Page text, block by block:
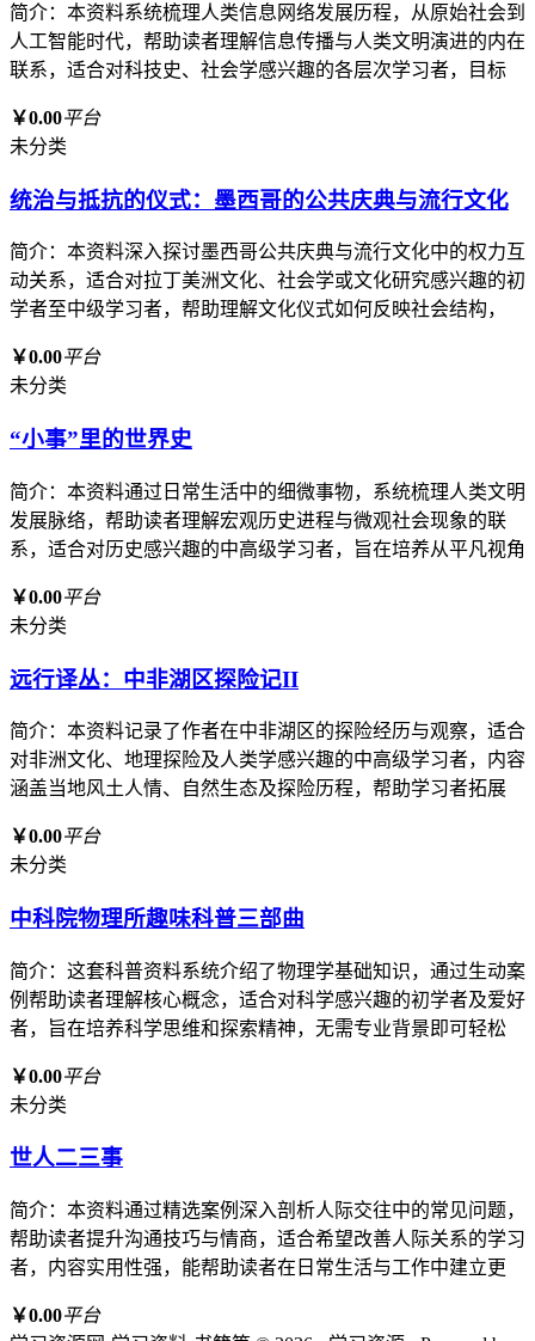
简介：本资料系统梳理人类信息网络发展历程，从原始社会到
人工智能时代，帮助读者理解信息传播与人类文明演进的内在
联系，适合对科技史、社会学感兴趣的各层次学习者，目标
￥0.00平台
未分类
统治与抵抗的仪式：墨西哥的公共庆典与流行文化
简介：本资料深入探讨墨西哥公共庆典与流行文化中的权力互
动关系，适合对拉丁美洲文化、社会学或文化研究感兴趣的初
学者至中级学习者，帮助理解文化仪式如何反映社会结构，
￥0.00平台
未分类
“小事”里的世界史
简介：本资料通过日常生活中的细微事物，系统梳理人类文明
发展脉络，帮助读者理解宏观历史进程与微观社会现象的联
系，适合对历史感兴趣的中高级学习者，旨在培养从平凡视角
￥0.00平台
未分类
远行译丛：中非湖区探险记II
简介：本资料记录了作者在中非湖区的探险经历与观察，适合
对非洲文化、地理探险及人类学感兴趣的中高级学习者，内容
涵盖当地风土人情、自然生态及探险历程，帮助学习者拓展
￥0.00平台
未分类
中科院物理所趣味科普三部曲
简介：这套科普资料系统介绍了物理学基础知识，通过生动案
例帮助读者理解核心概念，适合对科学感兴趣的初学者及爱好
者，旨在培养科学思维和探索精神，无需专业背景即可轻松
￥0.00平台
未分类
世人二三事
简介：本资料通过精选案例深入剖析人际交往中的常见问题，
帮助读者提升沟通技巧与情商，适合希望改善人际关系的学习
者，内容实用性强，能帮助读者在日常生活与工作中建立更
￥0.00平台